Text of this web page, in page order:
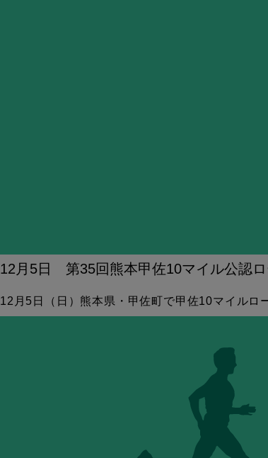
12月5日 第35回熊本甲佐10マイル公認
12月5日（日）熊本県・甲佐町で甲佐10マイル